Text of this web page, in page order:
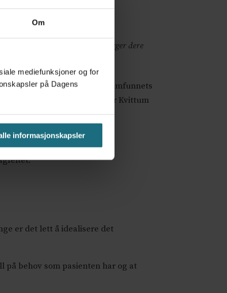
Om
mediefunksjoner og for
på Dagens
informasjonskapsler
inngrep, injeksjoner og
det er, ikke er godt nok. Tillegger dere
bidrar dem til å endre samfunnets
og normalitetsbegrep, sier Kvittum
er det lett å idealisere det
på behov som pasienten har og at